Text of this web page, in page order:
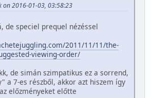
on 2016-01-03, 03:58:23
de speciel prequel nézéssel
2011/11/11/the-
viewing-order/
de simán szimpatikus ez a sorrend,
a 7-es részből, akkor azt hiszem így
előzményeket előtte